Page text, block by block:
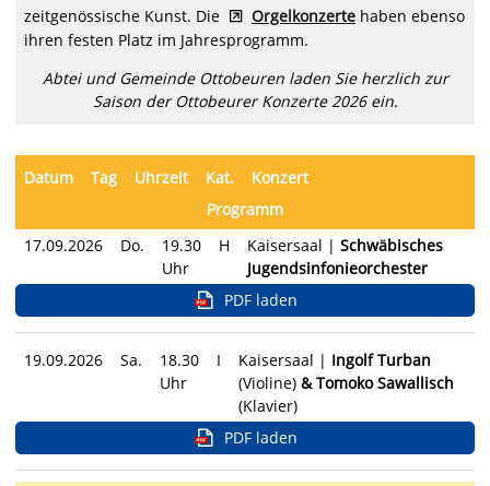
zeitgenössische Kunst. Die
Orgelkonzerte haben ebenso
ihren festen Platz im Jahresprogramm.
Abtei und Gemeinde Ottobeuren laden Sie herzlich zur
Saison der Ottobeurer Konzerte 2026 ein.
Datum Tag Uhrzeit Kat.
Konzert
Programm
17.09.2026
Do.
19.30
Uhr
H Kaisersaal | Schwäbisches
Jugendsinfonieorchester
PDF laden
19.09.2026 Sa.
18.30
Uhr
I Kaisersaal | Ingolf Turban
(Violine) & Tomoko Sawallisch
(Klavier)
PDF laden